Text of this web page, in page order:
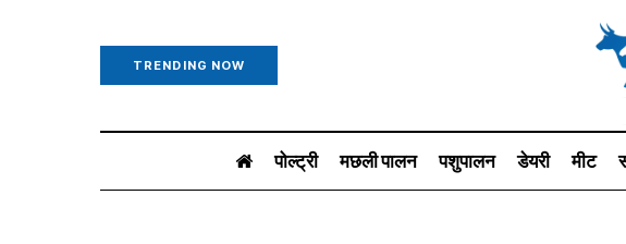
TRENDING NOW
पोल्ट्री मछली पालन पशुपालन डेयरी मीट